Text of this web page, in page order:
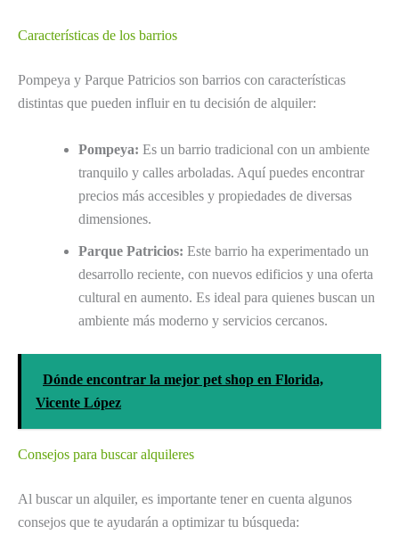
Características de los barrios
Pompeya y Parque Patricios son barrios con características
distintas que pueden influir en tu decisión de alquiler:
Pompeya: Es un barrio tradicional con un ambiente
tranquilo y calles arboladas. Aquí puedes encontrar
precios más accesibles y propiedades de diversas
dimensiones.
Parque Patricios: Este barrio ha experimentado un
desarrollo reciente, con nuevos edificios y una oferta
cultural en aumento. Es ideal para quienes buscan un
ambiente más moderno y servicios cercanos.
Dónde encontrar la mejor pet shop en Florida,
Vicente López
Consejos para buscar alquileres
Al buscar un alquiler, es importante tener en cuenta algunos
consejos que te ayudarán a optimizar tu búsqueda: